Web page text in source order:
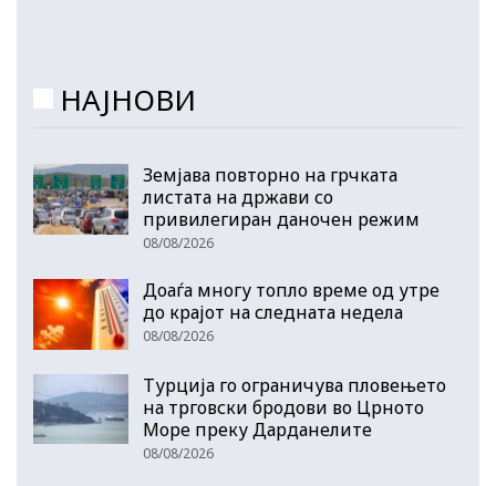
НАЈНОВИ
Земјава повторно на грчката
листата на држави со
привилегиран даночен режим
08/08/2026
Доаѓа многу топло време од утре
до крајот на следната недела
08/08/2026
Турција го ограничува пловењето
на трговски бродови во Црното
Море преку Дарданелите
08/08/2026